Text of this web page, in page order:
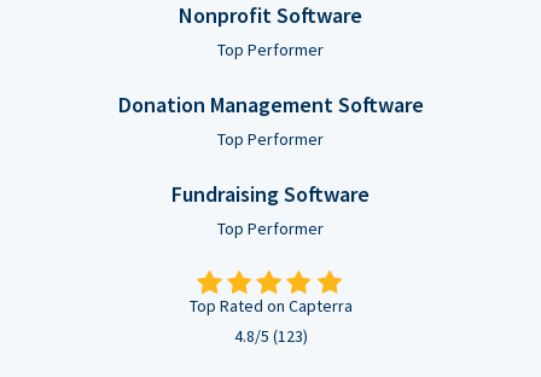
Nonprofit Software
Top Performer
Donation Management Software
Top Performer
Fundraising Software
Top Performer
Top Rated on Capterra
4.8/5 (123)